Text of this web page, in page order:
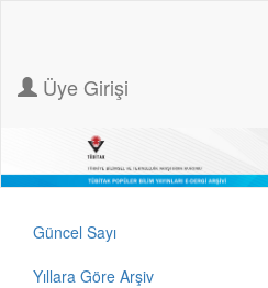
Üye Girişi
Güncel Sayı
Yıllara Göre Arşiv